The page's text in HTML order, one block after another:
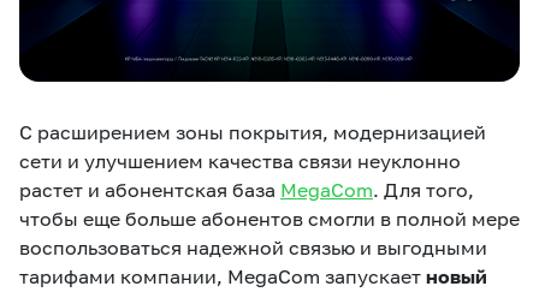
Все услуги Соц.сети
Звонки и SMS Подбор номера Доставка SIM
Партнерам
Карта офисов и
покрытие
Сервисы
MegaPay MegaKassa
С расширением зоны покрытия, модернизацией
сети и улучшением качества связи неуклонно
растет и абонентская база MegaCom. Для того,
чтобы еще больше абонентов смогли в полной мере
воспользоваться надежной связью и выгодными
тарифами компании, MegaCom запускает новый